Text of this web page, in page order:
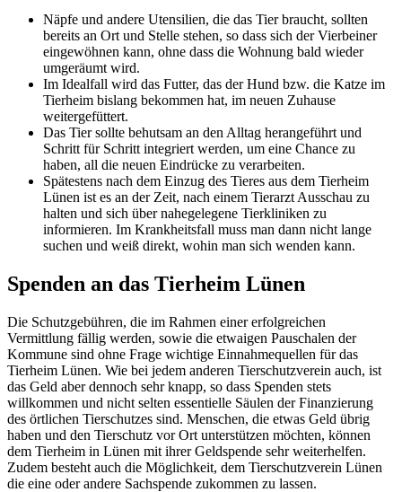
Näpfe und andere Utensilien, die das Tier braucht, sollten
bereits an Ort und Stelle stehen, so dass sich der Vierbeiner
eingewöhnen kann, ohne dass die Wohnung bald wieder
umgeräumt wird.
Im Idealfall wird das Futter, das der Hund bzw. die Katze im
Tierheim bislang bekommen hat, im neuen Zuhause
weitergefüttert.
Das Tier sollte behutsam an den Alltag herangeführt und
Schritt für Schritt integriert werden, um eine Chance zu
haben, all die neuen Eindrücke zu verarbeiten.
Spätestens nach dem Einzug des Tieres aus dem Tierheim
Lünen ist es an der Zeit, nach einem Tierarzt Ausschau zu
halten und sich über nahegelegene Tierkliniken zu
informieren. Im Krankheitsfall muss man dann nicht lange
suchen und weiß direkt, wohin man sich wenden kann.
Spenden an das Tierheim Lünen
Die Schutzgebühren, die im Rahmen einer erfolgreichen
Vermittlung fällig werden, sowie die etwaigen Pauschalen der
Kommune sind ohne Frage wichtige Einnahmequellen für das
Tierheim Lünen. Wie bei jedem anderen Tierschutzverein auch, ist
das Geld aber dennoch sehr knapp, so dass Spenden stets
willkommen und nicht selten essentielle Säulen der Finanzierung
des örtlichen Tierschutzes sind. Menschen, die etwas Geld übrig
haben und den Tierschutz vor Ort unterstützen möchten, können
dem Tierheim in Lünen mit ihrer Geldspende sehr weiterhelfen.
Zudem besteht auch die Möglichkeit, dem Tierschutzverein Lünen
die eine oder andere Sachspende zukommen zu lassen.